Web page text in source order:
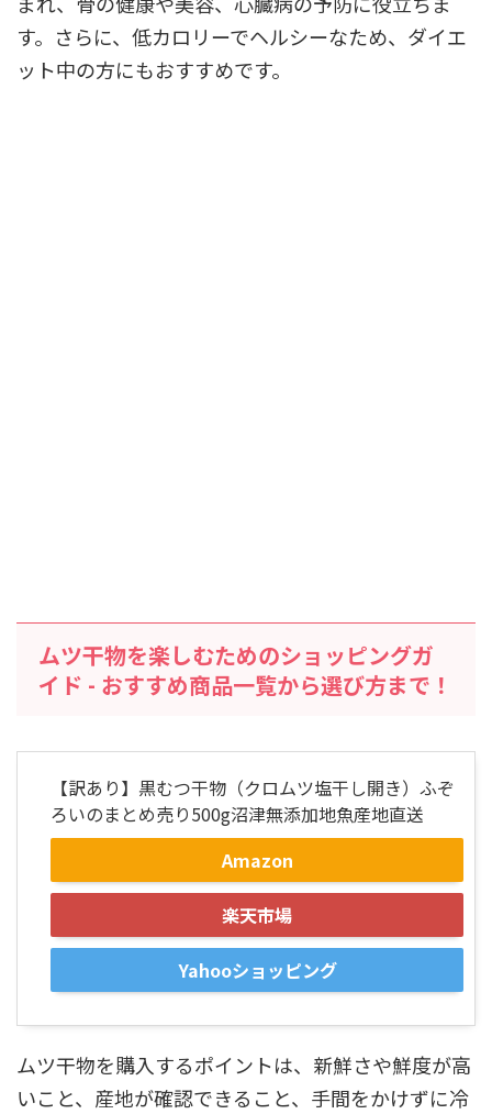
す。さらに、低カロリーでヘルシーなため、ダイエ
ット中の方にもおすすめです。
ムツ干物を楽しむためのショッピングガ
イド - おすすめ商品一覧から選び方まで！
【訳あり】黒むつ干物（クロムツ塩干し開き）ふぞ
ろいのまとめ売り500g沼津無添加地魚産地直送
Amazon
楽天市場
Yahooショッピング
ムツ干物を購入するポイントは、新鮮さや鮮度が高
いこと、産地が確認できること、手間をかけずに冷